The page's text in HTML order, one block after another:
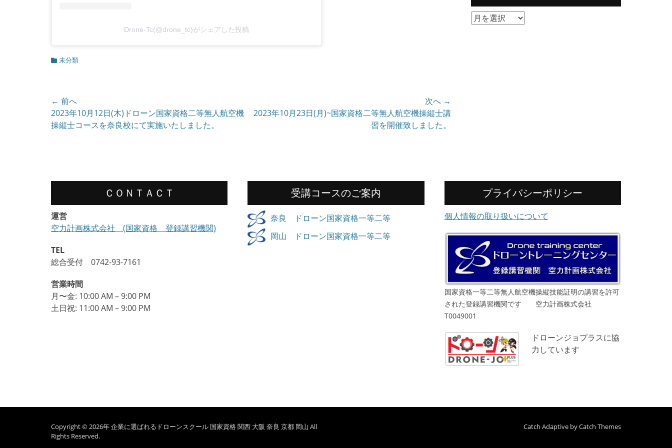
Drone-Tc(@drone_tc)がシェアした投稿
カ 未分類
投
稿
ナ
ー
シ
ョ
ン
← 前へ
前
の
2023年10月12日(木)ドローン国家資格二等無人航空機
操縦士コースを奈良校にて実施いたしました。
次へ →
次
2023年10月23日(月)~国家資格二等無人航空機操縦士講
習を開催致しました。
講
ＣＯＮＴＡＣＴ
運営
空力計画株式会社 (国家資格 登録講習機関)
TEL
総合受付 0742-93-7161
営業時間
月〜金: 10:00 AM – 9:00 PM
土日祝: 11:00 AM – 9:00 PM
受講コースのご案内
奈良 ドローン国家資格一等二等
岡山 ドローン国家資格一等二等
プライバシーポリシー
個人情報の取り扱いについて
国家資格一等二等無人航空機操縦技能証明の講習を許可
された登録講習機関です 空力計画株式会社
T0049001
ドローンジョプラスに協
力しています
Copyright © 2026年企業に選ばれるドローンスクール 国家資格 関西 大阪 奈良 京都 岡山 All
Rights Reserved.
Catch Adaptive byCatch Themes